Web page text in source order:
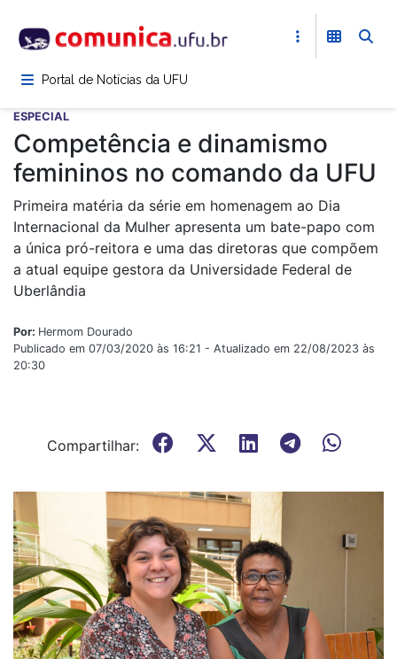
para
conteúdoPortal de Notícias da UFU
ESPECIAL
Competência e dinamismo
femininos no comando da UFU
Primeira matéria da série em homenagem ao Dia
Internacional da Mulher apresenta um bate-papo com
a única pró-reitora e uma das diretoras que compõem
a atual equipe gestora da Universidade Federal de
Uberlândia
Por: Hermom Dourado
Publicado em 07/03/2020 às 16:21 - Atualizado em 22/08/2023 às
20:30
Compartilhar: